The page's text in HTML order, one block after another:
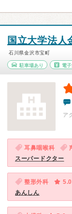
国立大学法人
石川県金沢市宝町
駐車場あり 電
ア
耳鼻咽喉科
スーパードクター
整形外科
5.0
あんしん